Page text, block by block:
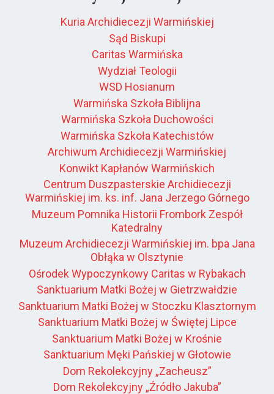
Kuria Archidiecezji Warmińskiej
Sąd Biskupi
Caritas Warmińska
Wydział Teologii
WSD Hosianum
Warmińska Szkoła Biblijna
Warmińska Szkoła Duchowości
Warmińska Szkoła Katechistów
Archiwum Archidiecezji Warmińskiej
Konwikt Kapłanów Warmińskich
Centrum Duszpasterskie Archidiecezji
Warmińskiej im. ks. inf. Jana Jerzego Górnego
Muzeum Pomnika Historii Frombork Zespół
Katedralny
Muzeum Archidiecezji Warmińskiej im. bpa Jana
Obłąka w Olsztynie
Ośrodek Wypoczynkowy Caritas w Rybakach
Sanktuarium Matki Bożej w Gietrzwałdzie
Sanktuarium Matki Bożej w Stoczku Klasztornym
Sanktuarium Matki Bożej w Świętej Lipce
Sanktuarium Matki Bożej w Krośnie
Sanktuarium Męki Pańskiej w Głotowie
Dom Rekolekcyjny „Zacheusz”
Dom Rekolekcyjny „Źródło Jakuba”